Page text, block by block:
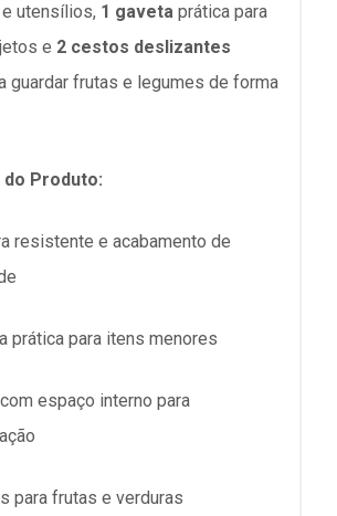
utensílios, 1 gaveta prática para
e 2 cestos deslizantes
guardar frutas e legumes de forma
Produto:
resistente e acabamento de
prática para itens menores
espaço interno para
para frutas e verduras